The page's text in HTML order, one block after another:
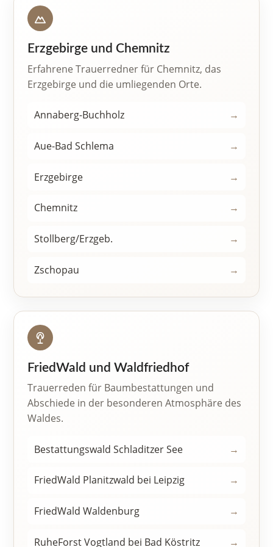
Erzgebirge und Chemnitz
Erfahrene Trauerredner für Chemnitz, das
Erzgebirge und die umliegenden Orte.
Annaberg-Buchholz →
Aue-Bad Schlema →
Erzgebirge →
Chemnitz →
Stollberg/Erzgeb. →
Zschopau →
FriedWald und Waldfriedhof
Trauerreden für Baumbestattungen und
Abschiede in der besonderen Atmosphäre des
Waldes.
Bestattungswald Schladitzer See →
FriedWald Planitzwald bei Leipzig →
FriedWald Waldenburg →
RuheForst Vogtland bei Bad Köstritz →